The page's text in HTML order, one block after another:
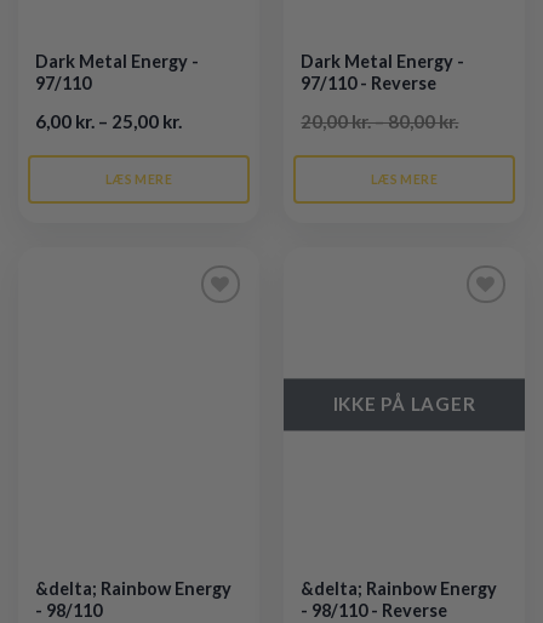
Dark Metal Energy -
97/110
6,00 kr. – 25,00 kr.
LÆS MERE
Dark Metal Energy -
97/110 - Reverse
20,00 kr. – 80,00 kr.
LÆS MERE
&delta; Rainbow Energy
- 98/110
IKKE PÅ LAGER
&delta; Rainbow Energy
- 98/110 - Reverse